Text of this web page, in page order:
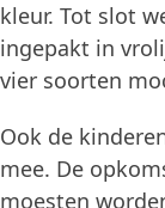
kleur. Tot slot
ingepakt in
vier soorten
Ook de
mee. De
moesten